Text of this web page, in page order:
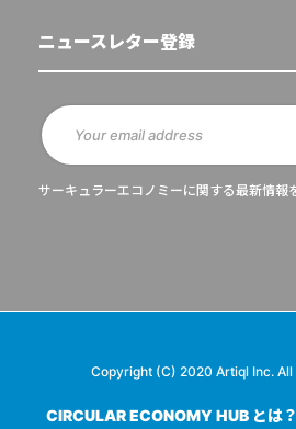
ニュースレター登録
サーキュラーエコノミーに関する最新情報
Copyright (C) 2020 Artiql Inc. All
CIRCULAR ECONOMY HUB とは？